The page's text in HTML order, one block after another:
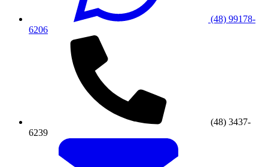
(48) 99178-
6206
(48) 3437-
6239